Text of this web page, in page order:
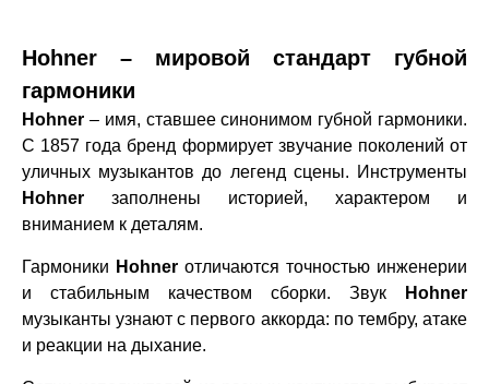
Hohner – мировой стандарт губной
гармоники
Hohner – имя, ставшее синонимом губной гармоники.
С 1857 года бренд формирует звучание поколений от
уличных музыкантов до легенд сцены. Инструменты
Hohner заполнены историей, характером и
вниманием к деталям.
Гармоники Hohner отличаются точностью инженерии
и стабильным качеством сборки. Звук
Hohner
музыканты узнают с первого аккорда: по тембру, атаке
и реакции на дыхание.